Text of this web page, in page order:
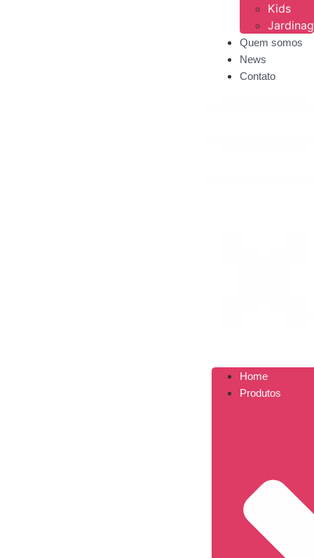
Kids
Quem somos
News
Contato
Home
Produtos